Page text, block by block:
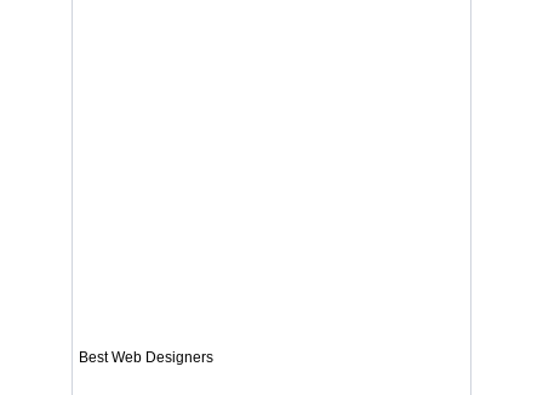
Best Web Designers